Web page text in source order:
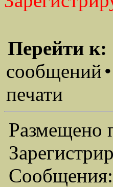
Перейти к:
сообщений•
печати
Размещено